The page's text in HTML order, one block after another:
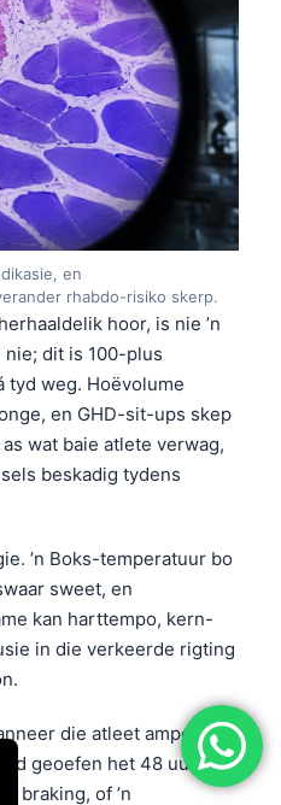
en
rhabdo-risiko skerp.
hoor, is nie ’n
dit is 100-plus
tyd weg. Hoëvolume
en GHD-sit-ups skep
wat baie atlete verwag,
beskadig tydens
’n Boks-temperatuur bo
sweet, en
kan harttempo, kern-
in die verkeerde rigting
die atleet amper
geoefen het 48 uur ná
braking, of ’n